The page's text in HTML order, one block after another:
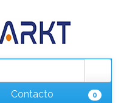
Contacto 0